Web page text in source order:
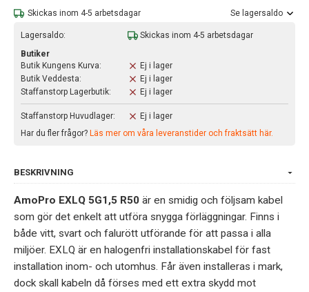
Skickas inom 4-5 arbetsdagar Se lagersaldo
Lagersaldo:
Skickas inom 4-5 arbetsdagar
Butiker
Butik Kungens Kurva:
Ej i lager
Butik Veddesta:
Ej i lager
Staffanstorp Lagerbutik:
Ej i lager
Staffanstorp Huvudlager:
Ej i lager
Har du fler frågor? Läs mer om våra leveranstider och fraktsätt här.
BESKRIVNING
AmoPro EXLQ 5G1,5 R50 är en smidig och följsam kabel
som gör det enkelt att utföra snygga förläggningar. Finns i
både vitt, svart och falurött utförande för att passa i alla
miljöer. EXLQ är en halogenfri installationskabel för fast
installation inom- och utomhus. Får även installeras i mark,
dock skall kabeln då förses med ett extra skydd mot